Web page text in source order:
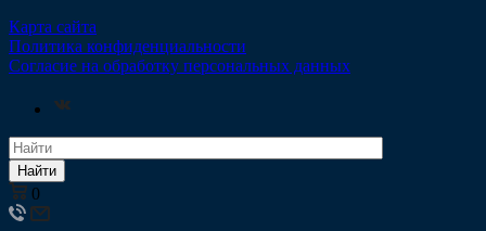
Карта сайта
Политика конфиденциальности
Согласие на обработку персональных данных
Найти
0